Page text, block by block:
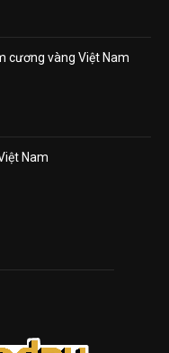
cương vàng Việt Nam
Nam